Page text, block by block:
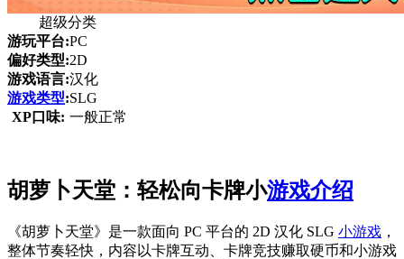
超级分类
游玩平台:PC
偏好类型:2D
游戏语言:汉化
游戏类型:SLG
XP口味: 一般正常
胡萝卜天堂：轻松向卡牌小游戏介绍
《胡萝卜天堂》是一款面向 PC 平台的 2D 汉化 SLG 小游戏 ，
整体节奏轻快，内容以卡牌互动、卡牌竞技赚取硬币和小游戏